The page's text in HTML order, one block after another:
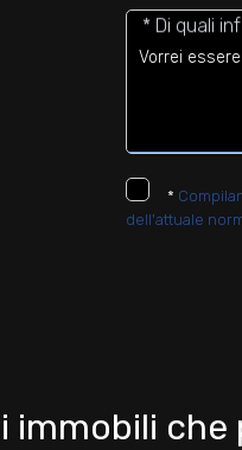
* Di quali
*
dell'attuale
immobili